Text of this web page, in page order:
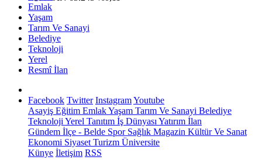
Emlak
Yaşam
Tarım Ve Sanayi
Belediye
Teknoloji
Yerel
Resmî İlan
Facebook Twitter InstagramYoutube
Asayiş Eğitim EmlakYaşam Tarım Ve Sanayi Belediye
Teknoloji Yerel Tanıtım İş Dünyası Yatırım İlan
Gündem İlçe - Belde SporSağlık Magazin Kültür Ve Sanat
Ekonomi Siyaset Turizm Üniversite
Künye İletişim RSS